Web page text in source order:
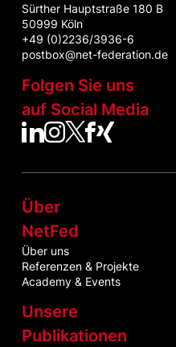
Sürther Hauptstraße 180 B
50999 Köln
+49 (0)2236/3936-6
postbox@net-federation.de
Folgen Sie uns
auf Social Media
NetFed auf
NetFed auf
NetFed
NetFed
Über
NetFed
Über uns
Referenzen & Projekte
Academy & Events
Unsere
Publikationen